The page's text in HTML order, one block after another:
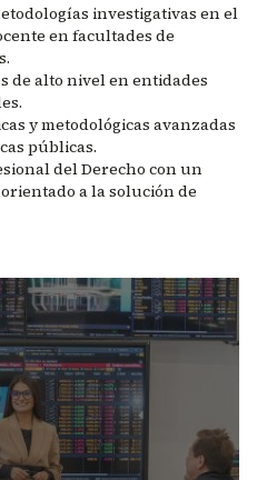
investigativas en el
en facultades de
de alto nivel en entidades
y metodológicas avanzadas
públicas.
del Derecho con un
a la solución de